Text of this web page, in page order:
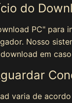
do
PC" para
Nosso
em
varia de